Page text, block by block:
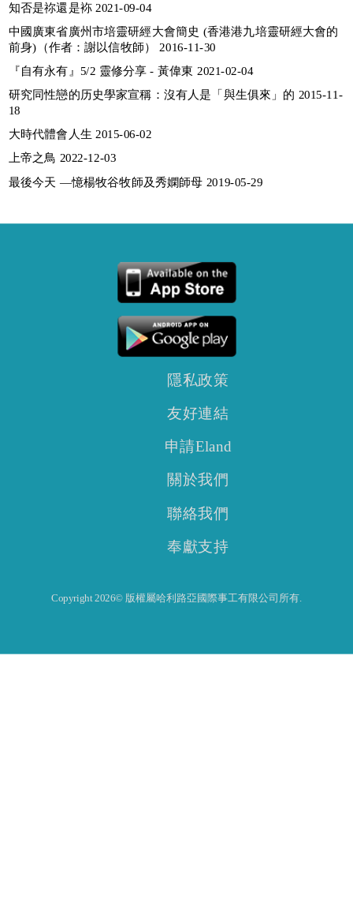
知否是祢還是袮 2021-09-04
中國廣東省廣州市培靈研經大會簡史 (香港港九培靈研經大會的
前身)（作者：謝以信牧師） 2016-11-30
『自有永有』5/2 靈修分享 - 黃偉東 2021-02-04
研究同性戀的历史學家宣稱：沒有人是「與生俱來」的 2015-11-
18
大時代體會人生 2015-06-02
上帝之鳥 2022-12-03
最後今天 —憶楊牧谷牧師及秀嫻師母 2019-05-29
隱私政策
友好連結
申請Eland
關於我們
聯絡我們
奉獻支持
Copyright 2026© 版權屬哈利路亞國際事工有限公司所有.